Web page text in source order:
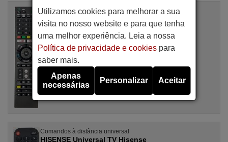
Comandos à distância universal
SONY Universal TV Sony
12,81 € (IVA incluído)
Para KDL-26P300HLCD, KDL-32 EX 503
Comandos à distância universal
HISENSE Universal TV Hisense
Utilizamos cookies para melhorar a sua
visita no nosso website e para que tenha
uma melhor experiência. Leia a nossa
Política de privacidade e cookiespara
saber mais.
Apenas
necessárias
Personalizar Aceitar